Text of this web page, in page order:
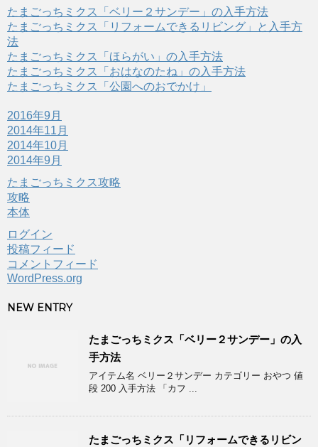
たまごっちミクス「ベリー２サンデー」の入手方法
たまごっちミクス「リフォームできるリビング」と入手方
法
たまごっちミクス「ほらがい」の入手方法
たまごっちミクス「おはなのたね」の入手方法
たまごっちミクス「公園へのおでかけ」
2016年9月
2014年11月
2014年10月
2014年9月
たまごっちミクス攻略
攻略
本体
ログイン
投稿フィード
コメントフィード
WordPress.org
NEW ENTRY
たまごっちミクス「ベリー２サンデー」の入
手方法
アイテム名 ベリー２サンデー カテゴリー おやつ 値
段 200 入手方法 「カフ ...
たまごっちミクス「リフォームできるリビン